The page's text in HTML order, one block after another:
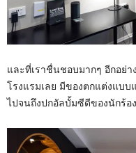
และที่เราชื่นชอบมากๆ อีกอย่
โรงแรมเลย มีของตกแต่งแบบ
ไปจนถึงปกอัลบั้มซีดีของนักร้อ